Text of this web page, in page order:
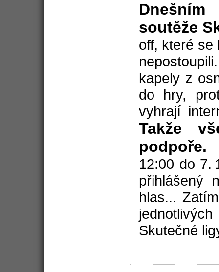
soutěže
off, které se
kapely z
do hry,
vyhrají
Takže
podpoře.
12:00 do 7.
přihlášený
hlas...
Skutečné